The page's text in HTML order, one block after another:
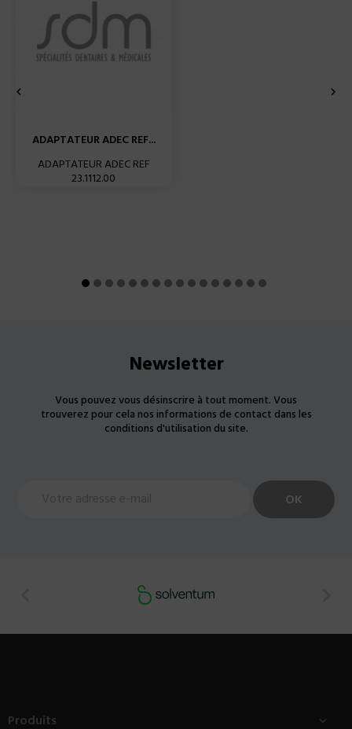
ADAPTATEUR ADEC REF...
ADAPTATEUR ADEC REF
23.1112.00
 
Newsletter
Vous pouvez vous désinscrire à tout moment. Vous
trouverez pour cela nos informations de contact dans les
conditions d'utilisation du site.
Produits 